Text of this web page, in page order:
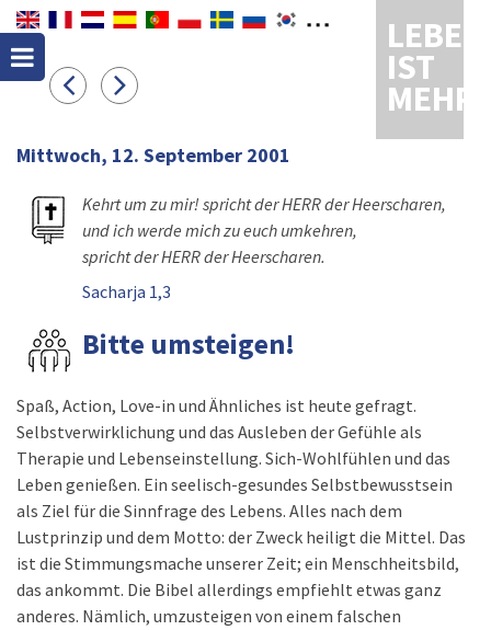
LEBEN
IST
MEHR
Mittwoch, 12. September 2001
Kehrt um zu mir! spricht der HERR der Heerscharen,
und ich werde mich zu euch umkehren,
spricht der HERR der Heerscharen.
Sacharja 1,3
Bitte umsteigen!
Spaß, Action, Love-in und Ähnliches ist heute gefragt.
Selbstverwirklichung und das Ausleben der Gefühle als
Therapie und Lebenseinstellung. Sich-Wohlfühlen und das
Leben genießen. Ein seelisch-gesundes Selbstbewusstsein
als Ziel für die Sinnfrage des Lebens. Alles nach dem
Lustprinzip und dem Motto: der Zweck heiligt die Mittel. Das
ist die Stimmungsmache unserer Zeit; ein Menschheitsbild,
das ankommt. Die Bibel allerdings empfiehlt etwas ganz
anderes. Nämlich, umzusteigen von einem falschen